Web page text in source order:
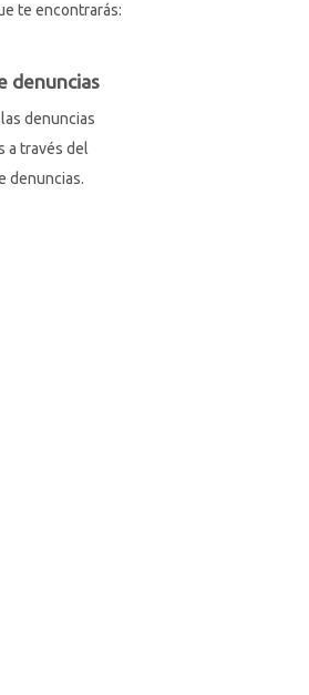
te encontrarás:
denuncias
denuncias
a través del
denuncias.